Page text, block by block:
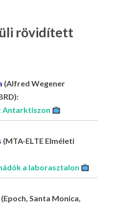
A
G
O
KI
rövidített
(Alfred Wegener
Antarktiszon
(MTA-ELTE Elméleti
a laborasztalon
(Epoch, Santa Monica,